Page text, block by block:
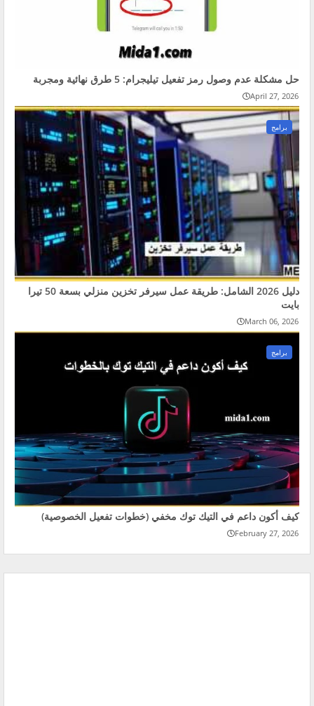
حل مشكلة عدم وصول رمز تفعيل تيليجرام: 5 طرق نهائية ومجربة
April 27, 2026
برامج
دليل 2026 الشامل: طريقة عمل سيرفر تخزين منزلي بسعة 50 تيرا
بايت
March 06, 2026
برامج
كيف أكون داعم في التيك توك مخفي (خطوات تفعيل الخصوصية)
February 27, 2026